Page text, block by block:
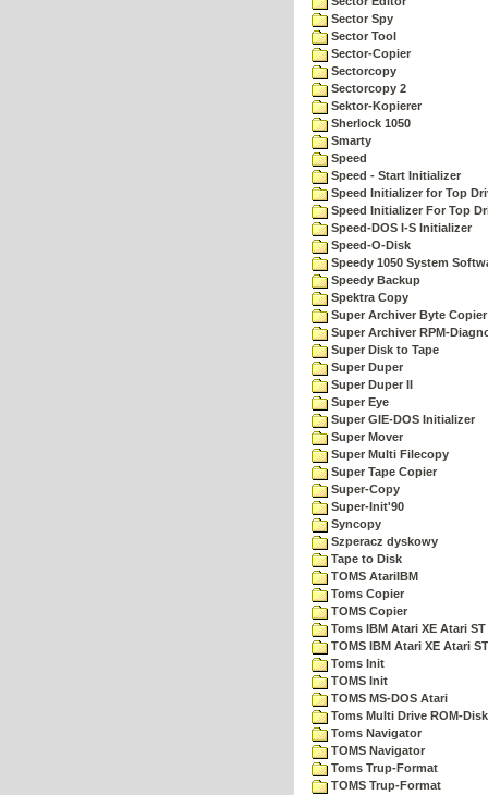
Sector Spy
Sector Tool
Sector-Copier
Sectorcopy
Sectorcopy 2
Sektor-Kopierer
Sherlock 1050
Smarty
Speed
Speed - Start Initializer
Speed Initializer for Top
Speed Initializer For Top
Speed-DOS I-S Initializer
Speed-O-Disk
Speedy 1050 System
Speedy Backup
Spektra Copy
Super Archiver Byte Copier
Super Archiver RPM-
Super Disk to Tape
Super Duper
Super Duper II
Super Eye
Super GIE-DOS Initializer
Super Mover
Super Multi Filecopy
Super Tape Copier
Super-Copy
Super-Init'90
Syncopy
Szperacz dyskowy
Tape to Disk
TOMS AtariIBM
Toms Copier
TOMS Copier
Toms IBM Atari XE Atari ST
TOMS IBM Atari XE Atari ST
Toms Init
TOMS Init
TOMS MS-DOS Atari
Toms Multi Drive ROM-
Toms Navigator
TOMS Navigator
Toms Trup-Format
TOMS Trup-Format